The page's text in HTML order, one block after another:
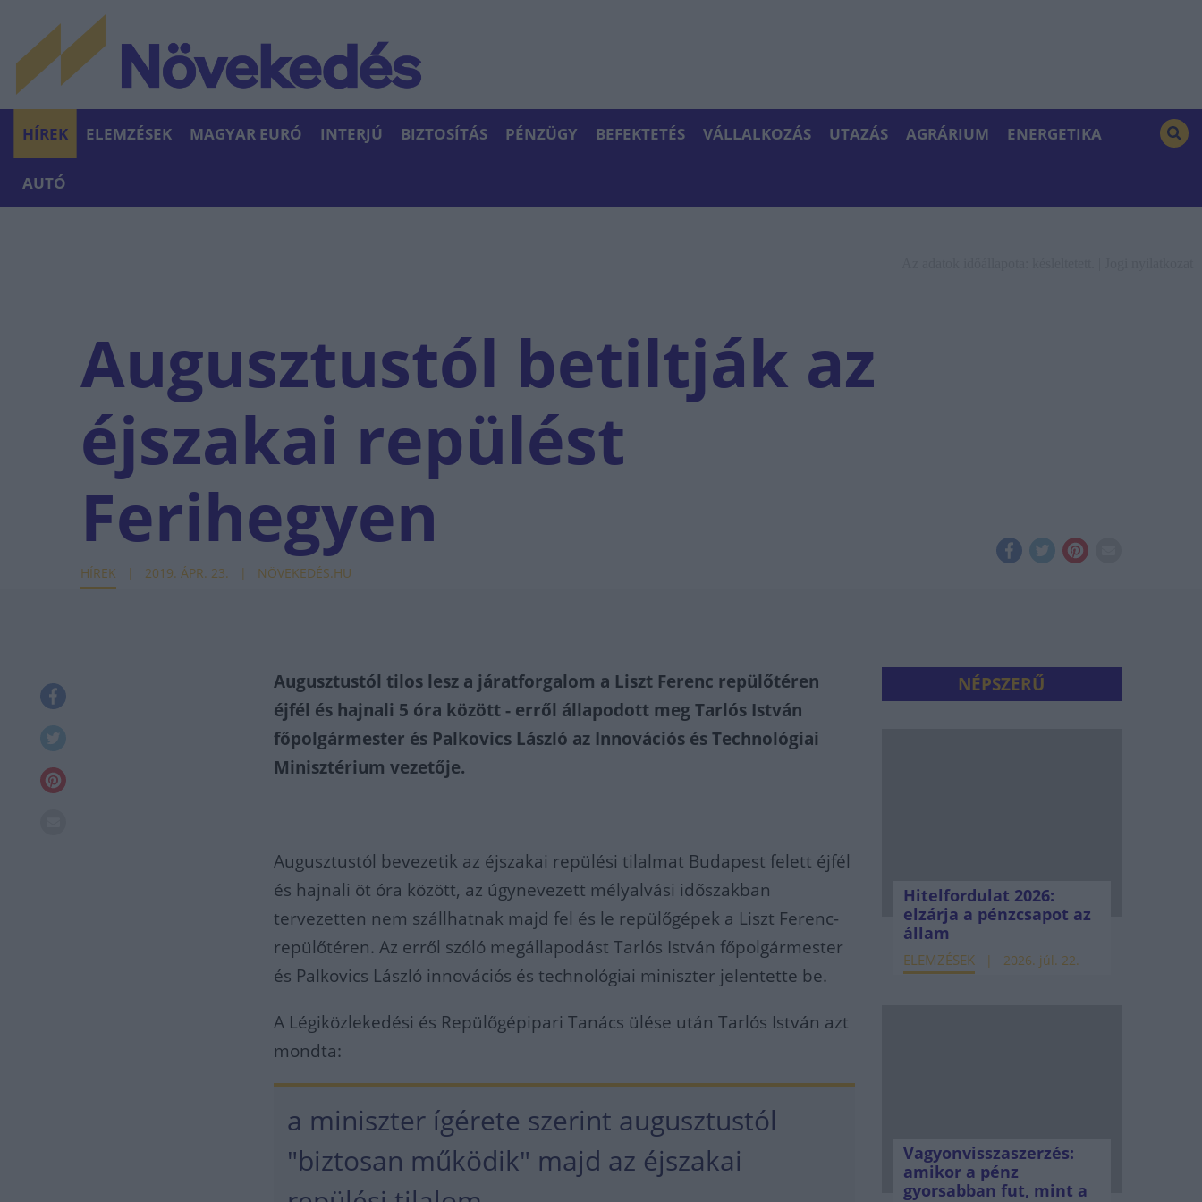
HÍREK ELEMZÉSEK MAGYAR EURÓ INTERJÚ BIZTOSÍTÁS PÉNZÜGY BEFEKTETÉS VÁLLALKOZÁS UTAZÁS AGRÁRIUM ENERGETIKA
AUTÓ
Augusztustól betiltják az
éjszakai repülést
Ferihegyen
HÍREK 2019. ÁPR. 23. NÖVEKEDÉS.HU
Augusztustól tilos lesz a járatforgalom a Liszt Ferenc repülőtéren
éjfél és hajnali 5 óra között - erről állapodott meg Tarlós István
főpolgármester és Palkovics László az Innovációs és Technológiai
Minisztérium vezetője.
Augusztustól bevezetik az éjszakai repülési tilalmat Budapest felett éjfél
és hajnali öt óra között, az úgynevezett mélyalvási időszakban
tervezetten nem szállhatnak majd fel és le repülőgépek a Liszt Ferenc-
repülőtéren. Az erről szóló megállapodást Tarlós István főpolgármester
és Palkovics László innovációs és technológiai miniszter jelentette be.
A Légiközlekedési és Repülőgépipari Tanács ülése után Tarlós István azt
mondta:
a miniszter ígérete szerint augusztustól
"biztosan működik" majd az éjszakai
NÉPSZERŰ
Hitelfordulat 2026:
elzárja a pénzcsapot az
állam
ELEMZÉSEK 2026. júl. 22.
Vagyonvisszaszerzés:
amikor a pénz
gyorsabban fut, mint a